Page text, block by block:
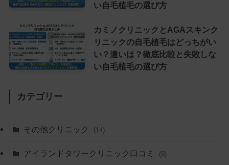
い自毛植毛の選び方
カミノクリニックとAGAスキンク
リニックの自毛植毛はどっちがい
い？違いは？徹底比較と失敗しな
い自毛植毛の選び方
カテゴリー
その他クリニック (14)
アイランドタワークリニック口コミ (9)